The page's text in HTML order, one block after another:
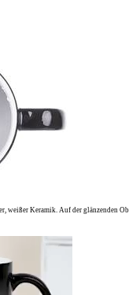
weißer Keramik. Auf der glänzenden